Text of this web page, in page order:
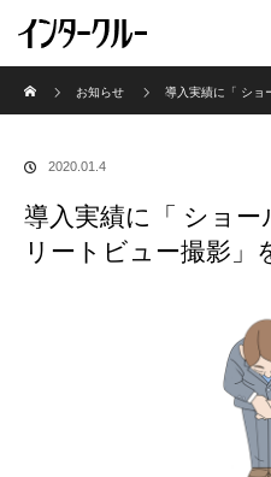
お知らせ
導入実績に「 ショ
2020.01.4
導入実績に「 ショー
リートビュー撮影」